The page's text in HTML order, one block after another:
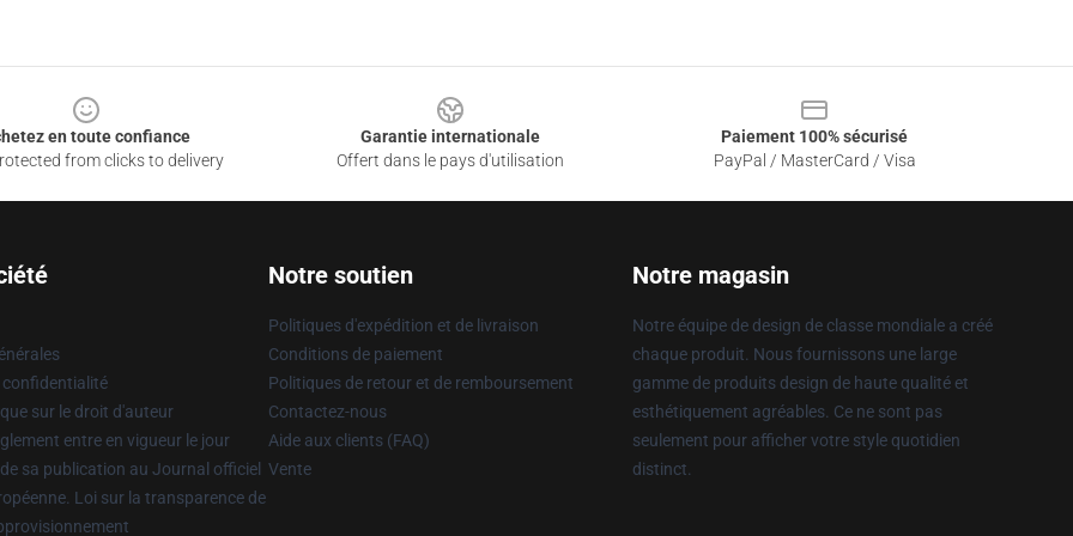
en toute confiance
from clicks to delivery
Garantie internationale
Offert dans le pays d'utilisation
Paiement 100% sécurisé
PayPal / MasterCard / Visa
confidentialité
sur le droit d'auteur
entre en vigueur le jour
sa publication au Journal officiel
Loi sur la transparence de
Notre soutien
Politiques d'expédition et de livraison
Conditions de paiement
Politiques de retour et de remboursement
Contactez-nous
Aide aux clients (FAQ)
Vente
Notre magasin
Notre équipe de design de classe mondiale a créé
chaque produit. Nous fournissons une large
gamme de produits design de haute qualité et
esthétiquement agréables. Ce ne sont pas
seulement pour afficher votre style quotidien
distinct.